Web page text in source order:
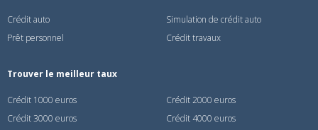
Crédit auto
Simulation de crédit auto
Prêt personnel
Crédit travaux
Trouver le meilleur taux
Crédit 1000 euros
Crédit 2000 euros
Crédit 3000 euros
Crédit 4000 euros